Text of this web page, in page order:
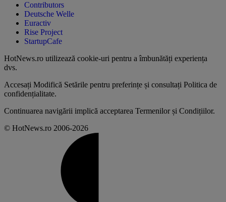
Contributors
Deutsche Welle
Euractiv
Rise Project
StartupCafe
HotNews.ro utilizează cookie-uri pentru a îmbunătăți experiența
dvs.
Accesați Modifică Setările pentru preferințe și consultați Politica de
confidențialitate.
Continuarea navigării implică acceptarea Termenilor și Condițiilor.
© HotNews.ro 2006-2026